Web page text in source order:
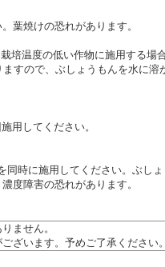
葉焼けの恐れがあります。
培温度の低い作物に施用する場
すので、ぶしょうもんを水に
用してください。
同時に施用してください。ぶし
度障害の恐れがあります。
ません。
ざいます。予めご了承ください。